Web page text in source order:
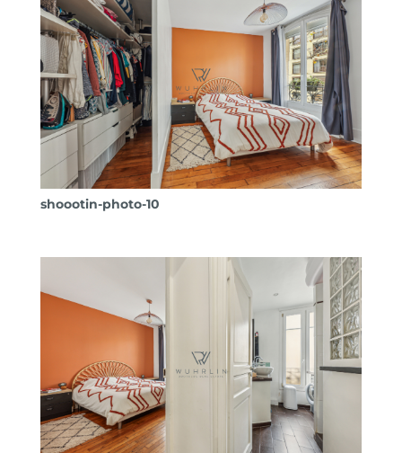
shoootin-photo-10